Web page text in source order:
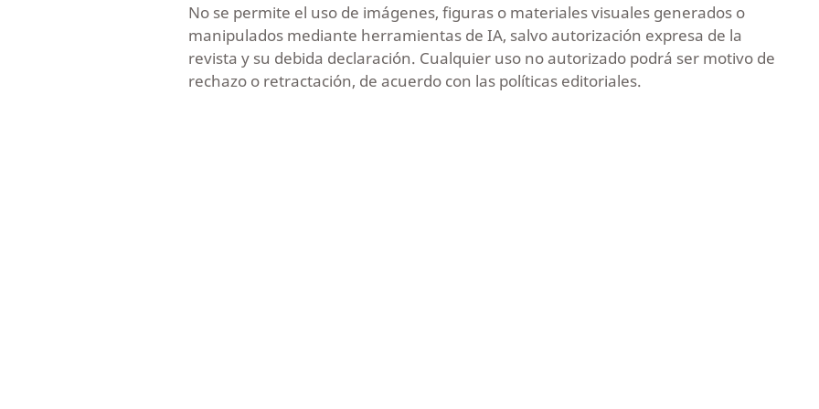
No se permite el uso de imágenes, figuras o materiales visuales generados o
manipulados mediante herramientas de IA, salvo autorización expresa de la
revista y su debida declaración. Cualquier uso no autorizado podrá ser motivo de
rechazo o retractación, de acuerdo con las políticas editoriales.